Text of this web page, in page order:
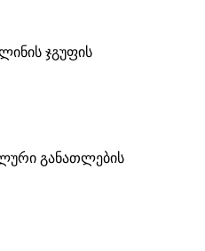
ჯგუფის
განათლების